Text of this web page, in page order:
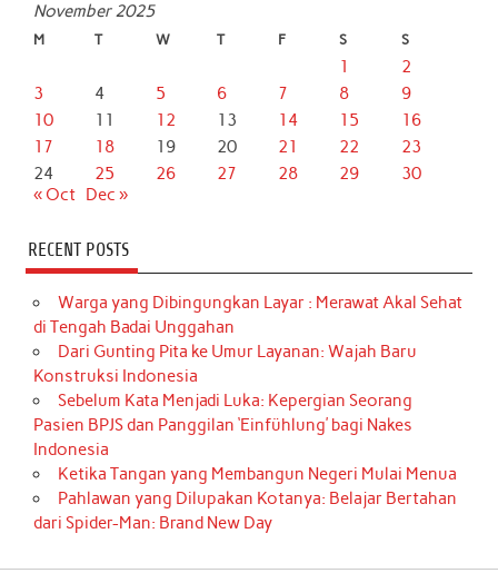
November 2025
M T W T F S S
1
2
3
4 5 6 7 8
9
10
11 12 13 14 15
16
17
18 19 20 21 22
23
24
25 26 27 28 29
30
« Oct Dec »
RECENT POSTS
Warga yang Dibingungkan Layar : Merawat Akal Sehat
di Tengah Badai Unggahan
Dari Gunting Pita ke Umur Layanan: Wajah Baru
Konstruksi Indonesia
Sebelum Kata Menjadi Luka: Kepergian Seorang
Pasien BPJS dan Panggilan ‘Einfühlung’ bagi Nakes
Indonesia
Ketika Tangan yang Membangun Negeri Mulai Menua
Pahlawan yang Dilupakan Kotanya: Belajar Bertahan
dari Spider-Man: Brand New Day